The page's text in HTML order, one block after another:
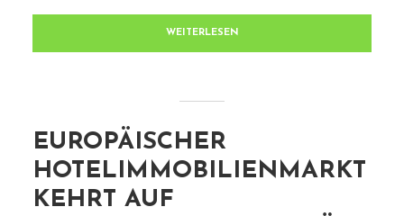
WEITERLESEN
EUROPÄISCHER
HOTELIMMOBILIENMARKT
KEHRT AUF